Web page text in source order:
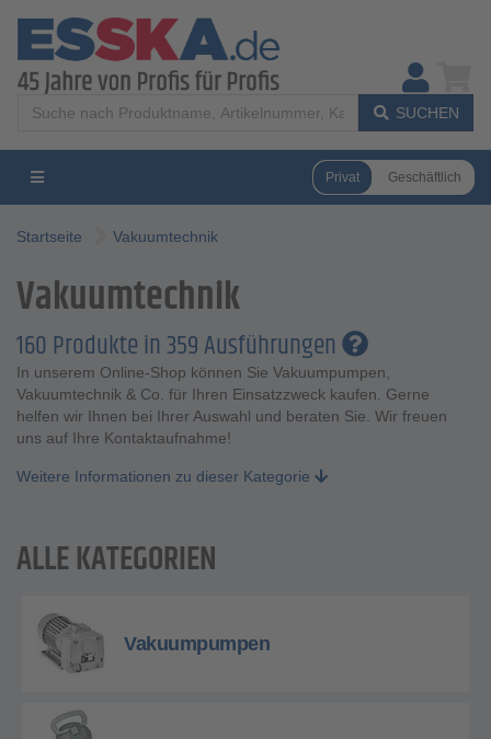
SUCHEN
Privat Geschäftlich
Startseite Vakuumtechnik
Vakuumtechnik
160 Produkte in 359 Ausführungen
In unserem Online-Shop können Sie Vakuumpumpen,
Vakuumtechnik & Co. für Ihren Einsatzzweck kaufen. Gerne
helfen wir Ihnen bei Ihrer Auswahl und beraten Sie. Wir freuen
uns auf Ihre Kontaktaufnahme!
Weitere Informationen zu dieser Kategorie
ALLE KATEGORIEN
Vakuumpumpen